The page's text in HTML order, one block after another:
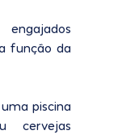
engajados
função da
piscina
cervejas